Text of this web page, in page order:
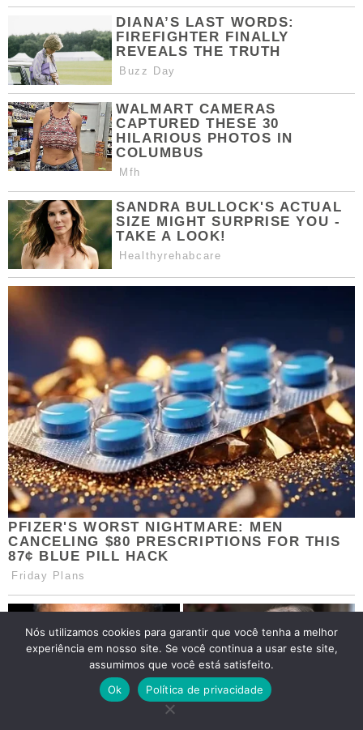
Nós utilizamos cookies para garantir que você tenha a melhor
experiência em nosso site. Se você continua a usar este site,
assumimos que você está satisfeito.
Ok
Política de privacidade